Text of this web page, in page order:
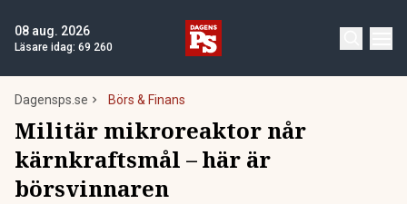
08 aug. 2026
Läsare idag: 69 260
Dagensps.se Börs & Finans
Militär mikroreaktor når
kärnkraftsmål – här är
börsvinnaren